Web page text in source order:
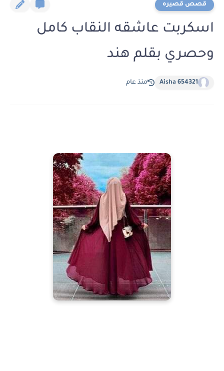
قصص قصيره
اسكربت عاشقه النقاب كامل
وحصري بقلم هند
Aisha 654321 منذ عام